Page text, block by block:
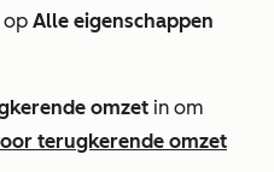
op Alle eigenschappen
omzet in om
terugkerende omzet